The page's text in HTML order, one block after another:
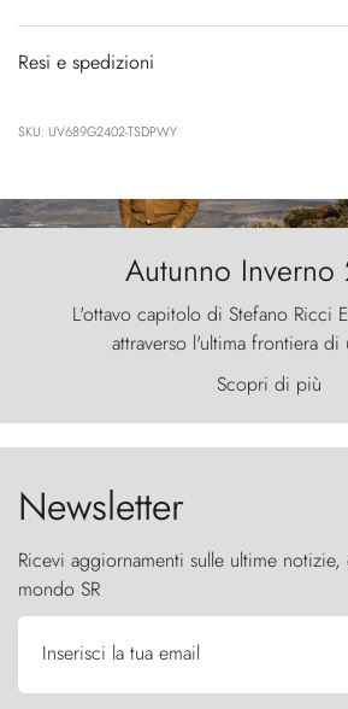
Resi e spedizioni
SKU: UV689G2402-TSDPWY
Autunno
L'ottavo capitolo di Stefano Ricci
attraverso l'ultima frontiera di
primordiale, dove il vento
furia ancestrale e le Torres del
cielo come sentinelle di
Scopri di più
Newsletter
Ricevi aggiornamenti sulle ultime
mondo SR
Inserisci la tua email